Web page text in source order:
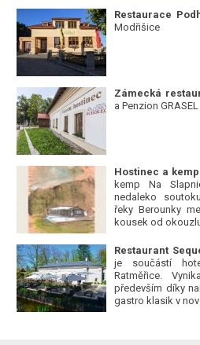
Restaurace
Modřišice
Zámecká
a Penzion GRASEL
Hostinec a
kemp Na
nedaleko
řeky Berounky
kousek od
Restaurant
je součástí
Ratměřice.
především díky
gastro klasik v